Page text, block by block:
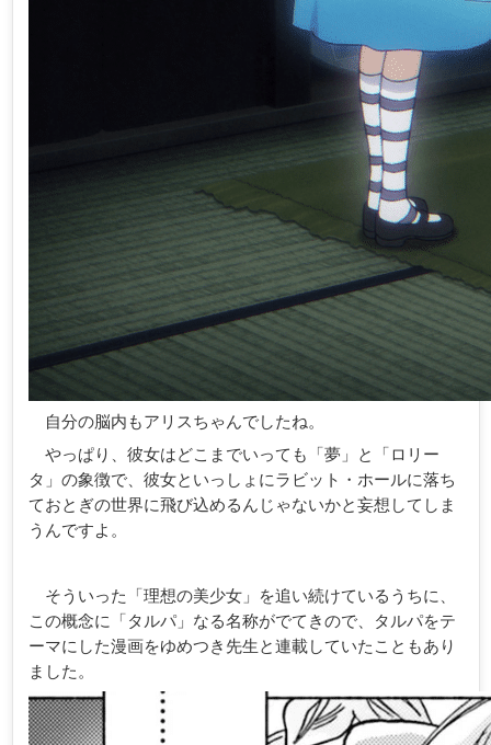
自分の脳内もアリスちゃんでしたね。
やっぱり、彼女はどこまでいっても「夢」と「ロリー
タ」の象徴で、彼女といっしょにラビット・ホールに落ち
ておとぎの世界に飛び込めるんじゃないかと妄想してしま
うんですよ。
そういった「理想の美少女」を追い続けているうちに、
この概念に「タルパ」なる名称がでてきので、タルパをテ
ーマにした漫画をゆめつき先生と連載していたこともあり
ました。